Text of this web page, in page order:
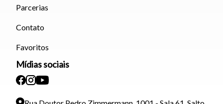
Parcerias
Contato
Favoritos
Mídias sociais